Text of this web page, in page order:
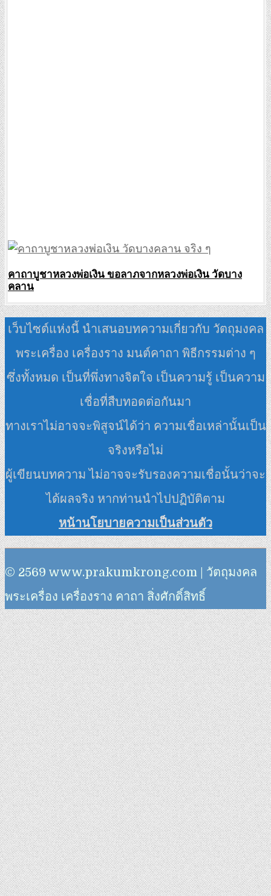
คาถาบูชาหลวงพ่อเงิน ขอลาภจากหลวงพ่อเงิน วัดบาง
คลาน
เว็บไซต์แห่งนี้ นำเสนอบทความเกี่ยวกับ วัตถุมงคล
พระเครื่อง เครื่องราง มนต์คาถา พิธีกรรมต่าง ๆ
ซึ่งทั้งหมด เป็นที่พึ่งทางจิตใจ เป็นความรู้ เป็นความ
เชื่อที่สืบทอดต่อกันมา
ทางเราไม่อาจจะพิสูจน์ได้ว่า ความเชื่อเหล่านั้นเป็น
จริงหรือไม่
ผู้เขียนบทความ ไม่อาจจะรับรองความเชื่อนั้นว่าจะ
ได้ผลจริง หากท่านนำไปปฏิบัติตาม
หน้านโยบายความเป็นส่วนตัว
© 2569 www.prakumkrong.com | วัตถุมงคล
พระเครื่อง เครื่องราง คาถา สิ่งศักดิ์สิทธิ์